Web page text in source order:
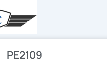
PE2109